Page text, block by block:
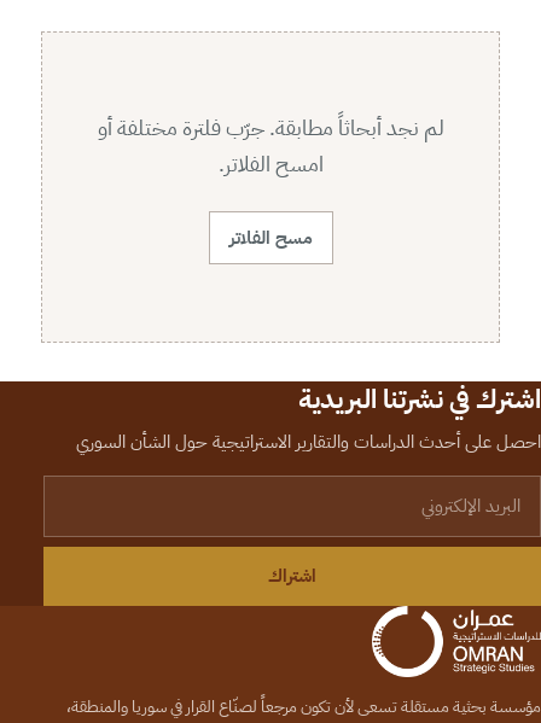
لم نجد أبحاثاً مطابقة. جرّب فلترة مختلفة أو
امسح الفلاتر.
مسح الفلاتر
اشترك في نشرتنا البريدية
احصل على أحدث الدراسات والتقارير الاستراتيجية حول الشأن السوري
اشتراك
مؤسسة بحثية مستقلة تسعى لأن تكون مرجعاً لصنّاع القرار في سوريا والمنطقة،